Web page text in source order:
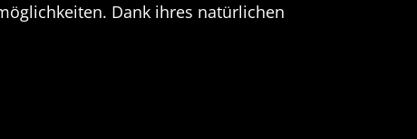
Dank ihres natürlichen